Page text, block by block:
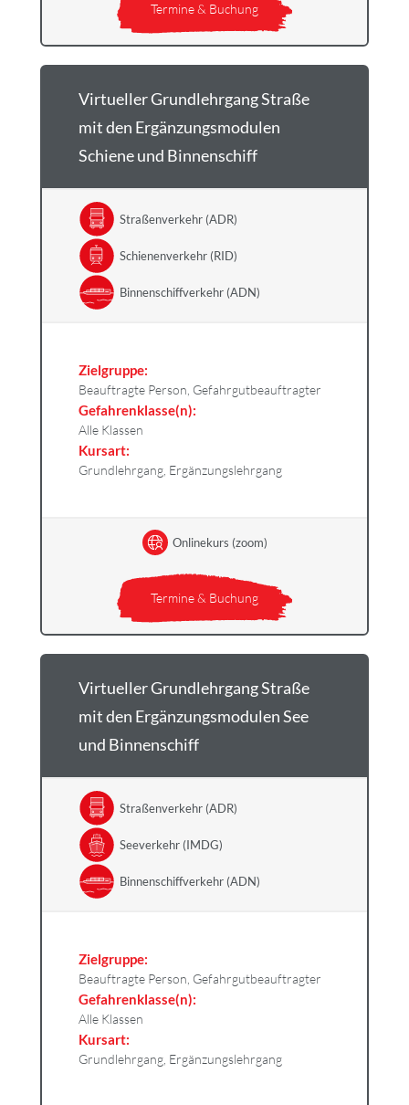
Termine & Buchung
Virtueller Grundlehrgang Straße
mit den Ergänzungsmodulen
Schiene und Binnenschiff
Straßenverkehr (ADR)
Schienenverkehr (RID)
Binnenschiffverkehr (ADN)
Zielgruppe:
Beauftragte Person, Gefahrgutbeauftragter
Gefahrenklasse(n):
Alle Klassen
Kursart:
Grundlehrgang, Ergänzungslehrgang
Termine & Buchung
Onlinekurs (zoom)
Virtueller Grundlehrgang Straße
mit den Ergänzungsmodulen See
und Binnenschiff
Straßenverkehr (ADR)
Seeverkehr (IMDG)
Binnenschiffverkehr (ADN)
Zielgruppe:
Beauftragte Person, Gefahrgutbeauftragter
Gefahrenklasse(n):
Alle Klassen
Kursart:
Grundlehrgang, Ergänzungslehrgang